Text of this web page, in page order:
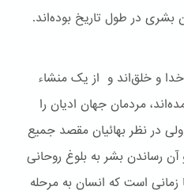
بشری در طول تاریخ بوده‌اند.
و خلق‌اند و از یک منشاء
مردمان جهان ادیان را
در نظر بهائیان مقصد جمیع
رساندن بشر به بلوغ روحانی
است که انسان به مرحله